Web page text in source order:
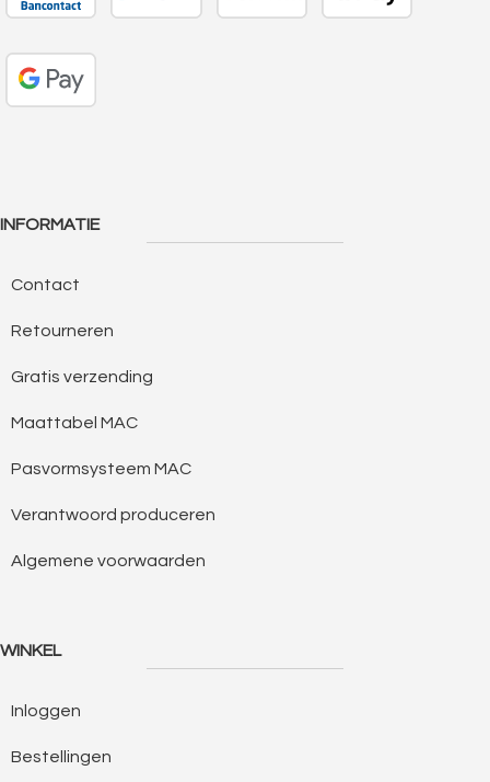
INFORMATIE
Contact
Retourneren
Gratis verzending
Maattabel MAC
Pasvormsysteem MAC
Verantwoord produceren
Algemene voorwaarden
WINKEL
Inloggen
Bestellingen